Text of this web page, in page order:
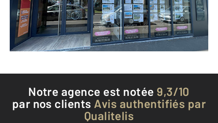
Envoyer un message
Téléphoner à l'agence
Notre agence est notée 9,3/10
par nos clients Avis authentifiés par
Qualitelis